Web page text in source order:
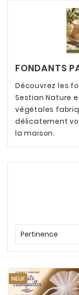
FONDANTS
Découvrez les
Sestian Nature
végétales
délicatement
la maison.
Pertinence
NEUF